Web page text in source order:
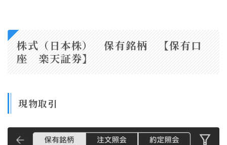
株式（日本株） 保有銘柄 【保有口
座 楽天証券】
現物取引